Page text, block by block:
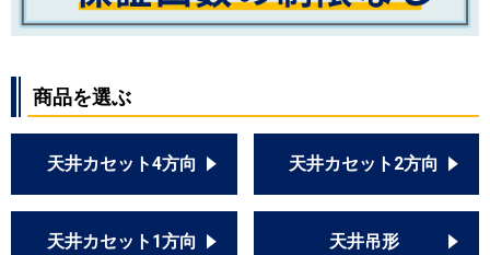
PLZX-DHRMP112HFG2
PLZX-DHRMP112HFG3
PLZX-DHRMP112HBF4
PLZX-DHRMP112HF5
PLZX-DHRMP112HBF5
PLZX-DHRMP112HFG5
商品を選ぶ
天井カセット4方向 天井カセット2方向
天井カセット1方向 天井吊形